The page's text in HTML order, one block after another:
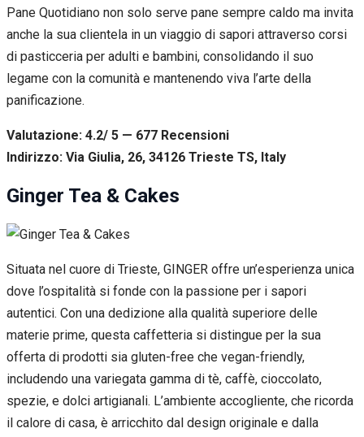
Pane Quotidiano non solo serve pane sempre caldo ma invita
anche la sua clientela in un viaggio di sapori attraverso corsi
di pasticceria per adulti e bambini, consolidando il suo
legame con la comunità e mantenendo viva l’arte della
panificazione.
Valutazione: 4.2/ 5 — 677 Recensioni
Indirizzo: Via Giulia, 26, 34126 Trieste TS, Italy
Ginger Tea & Cakes
Situata nel cuore di Trieste, GINGER offre un’esperienza unica
dove l’ospitalità si fonde con la passione per i sapori
autentici. Con una dedizione alla qualità superiore delle
materie prime, questa caffetteria si distingue per la sua
offerta di prodotti sia gluten-free che vegan-friendly,
includendo una variegata gamma di tè, caffè, cioccolato,
spezie, e dolci artigianali. L’ambiente accogliente, che ricorda
il calore di casa, è arricchito dal design originale e dalla